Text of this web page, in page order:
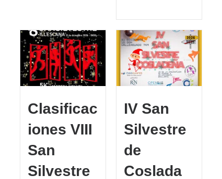
Clasificac
iones VIII
San
Silvestre
IV San
Silvestre
de
Coslada